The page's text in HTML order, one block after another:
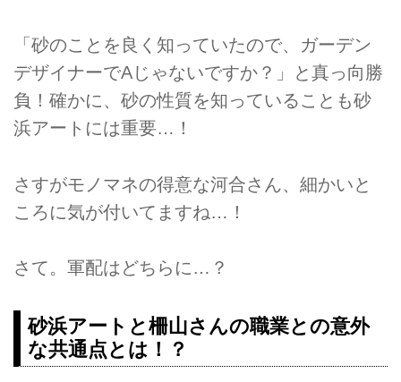
「砂のことを良く知っていたので、ガーデン
デザイナーでAじゃないですか？」と真っ向勝
負！確かに、砂の性質を知っていることも砂
浜アートには重要…！
さすがモノマネの得意な河合さん、細かいと
ころに気が付いてますね…！
さて。軍配はどちらに…？
砂浜アートと柵山さんの職業との意外
な共通点とは！？